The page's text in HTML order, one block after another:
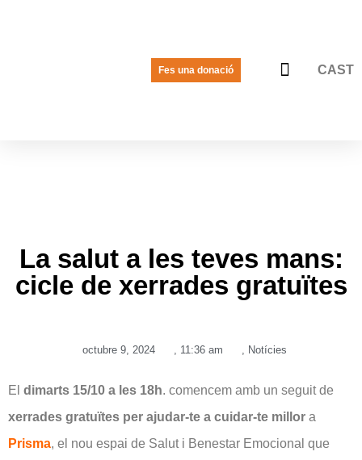
Fes una donació CAST
La salut a les teves mans:
cicle de xerrades gratuïtes
octubre 9, 2024 11:36 am Notícies
El dimarts 15/10 a les 18h. comencem amb un seguit de
xerrades gratuïtes per ajudar-te a cuidar-te millor a
Prisma, el nou espai de Salut i Benestar Emocional que